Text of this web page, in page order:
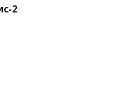
2